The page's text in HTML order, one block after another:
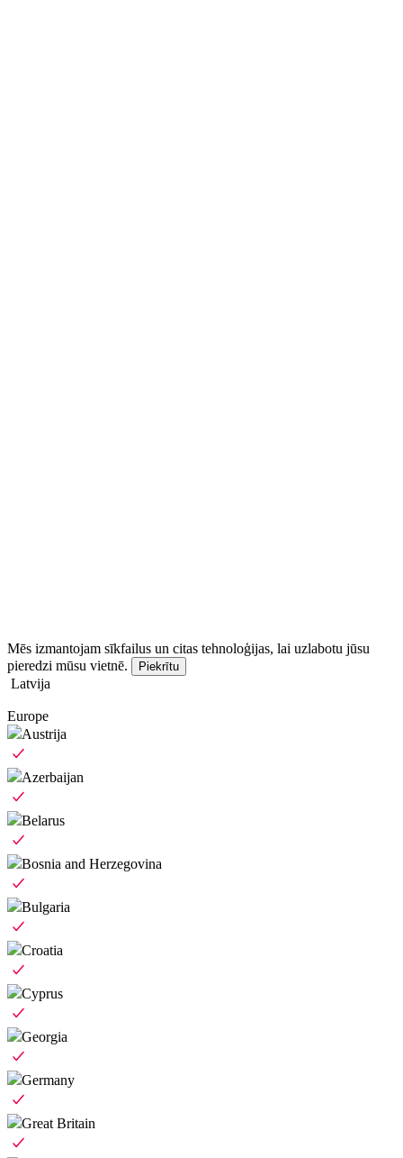
Mēs izmantojam sīkfailus un citas tehnoloģijas, lai uzlabotu jūsu
pieredzi mūsu vietnē.
Piekrītu
Latvija
Europe
Austrija
Azerbaijan
Belarus
Bosnia and Herzegovina
Bulgaria
Croatia
Cyprus
Georgia
Germany
Great Britain